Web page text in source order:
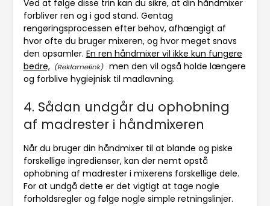
Ved at følge disse trin kan du sikre, at din håndmixer
forbliver ren og i god stand. Gentag
rengøringsprocessen efter behov, afhængigt af
hvor ofte du bruger mixeren, og hvor meget snavs
den opsamler. En ren håndmixer vil ikke kun fungere
bedre,
men den vil også holde længere
og forblive hygiejnisk til madlavning.
4. Sådan undgår du ophobning
af madrester i håndmixeren
Når du bruger din håndmixer til at blande og piske
forskellige ingredienser, kan der nemt opstå
ophobning af madrester i mixerens forskellige dele.
For at undgå dette er det vigtigt at tage nogle
forholdsregler og følge nogle simple retningslinjer.